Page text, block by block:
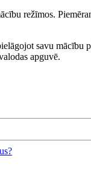
režīmos.
savu mācību
apguvē.